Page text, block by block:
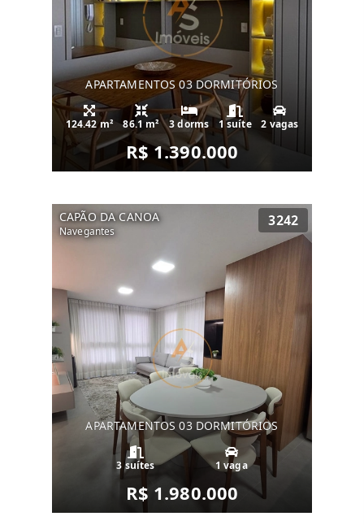
APARTAMENTOS 03 DORMITÓRIOS
124.42 m² 86.1 m² 3 dorms 1 suíte 2 vagas
R$ 1.390.000
CAPÃO DA CANOA
Navegantes
3242
APARTAMENTOS 03 DORMITÓRIOS
3 suítes 1 vaga
R$ 1.980.000